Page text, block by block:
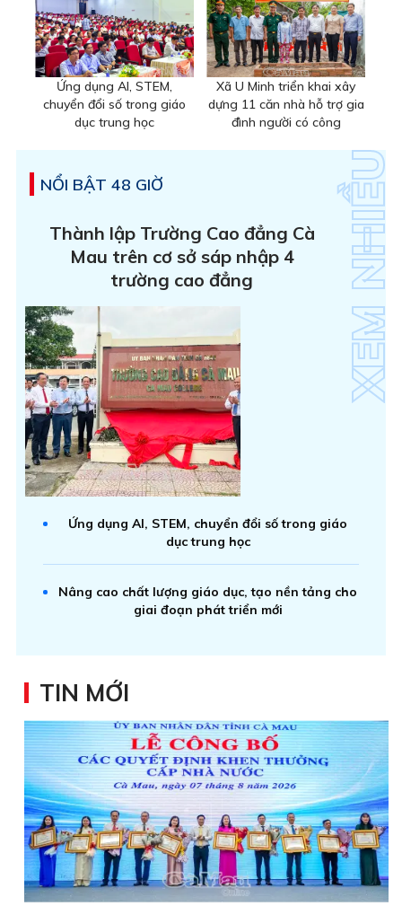
Ứng dụng AI, STEM,
chuyển đổi số trong giáo
dục trung học
Xã U Minh triển khai xây
dựng 11 căn nhà hỗ trợ gia
đình người có công
NỔI BẬT 48 GIỜ
Thành lập Trường Cao đẳng Cà
Mau trên cơ sở sáp nhập 4
trường cao đẳng
Ứng dụng AI, STEM, chuyển đổi số trong giáo
dục trung học
Nâng cao chất lượng giáo dục, tạo nền tảng cho
giai đoạn phát triển mới
TIN MỚI